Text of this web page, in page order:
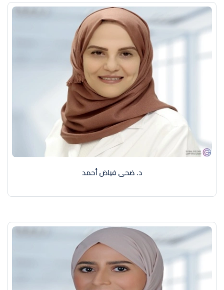
د. ضحى فياض أحمد